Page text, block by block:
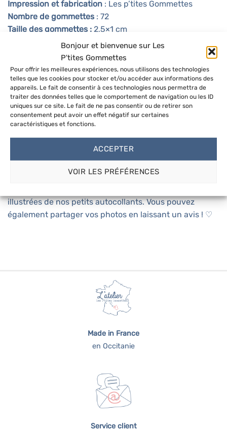
Bonjour et bienvenue sur Les
P'tites Gommettes
Pour offrir les meilleures expériences, nous utilisons des technologies
telles que les cookies pour stocker et/ou accéder aux informations des
appareils. Le fait de consentir à ces technologies nous permettra de
traiter des données telles que le comportement de navigation ou les ID
uniques sur ce site. Le fait de ne pas consentir ou de retirer son
consentement peut avoir un effet négatif sur certaines
caractéristiques et fonctions.
ACCEPTER
VOIR LES PRÉFÉRENCES
Impression et fabrication : Les p’tites Gommettes
Nombre de gommettes : 72
Taille des gommettes : 2,5×1 cm
Dimension de la planche :15×21 cm (A5)
*conformes aux normes les plus strictes et les plus complètes du
monde en matière de faibles émissions de composés organiques
volatils dans les espaces intérieurs, incluant également des critères
de sécurité qui autorisent l’utilisation du produit dans des
environnements tels que les crèches, les écoles et les hôpitaux.
Partagez vos créations
Partagez vos jolies pages agrémenter de P’tites
Gommettes en nous taguant surInstagram
illustrées de nos petits autocollants. Vous pouvez
également partager vos photos en laissant un avis ! ♡
Made in France
en Occitanie
Service client